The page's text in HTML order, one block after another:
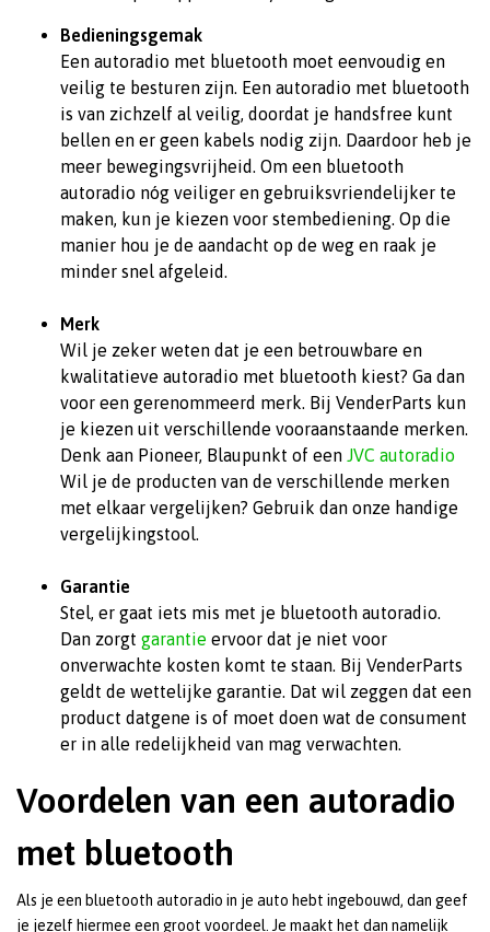
Bedieningsgemak
Een autoradio met bluetooth moet eenvoudig en
veilig te besturen zijn. Een autoradio met bluetooth
is van zichzelf al veilig, doordat je handsfree kunt
bellen en er geen kabels nodig zijn. Daardoor heb je
meer bewegingsvrijheid. Om een bluetooth
autoradio nóg veiliger en gebruiksvriendelijker te
maken, kun je kiezen voor stembediening. Op die
manier hou je de aandacht op de weg en raak je
minder snel afgeleid.
Merk
Wil je zeker weten dat je een betrouwbare en
kwalitatieve autoradio met bluetooth kiest? Ga dan
voor een gerenommeerd merk. Bij VenderParts kun
je kiezen uit verschillende vooraanstaande merken.
Denk aan Pioneer, Blaupunkt of een JVC autoradio
Wil je de producten van de verschillende merken
met elkaar vergelijken? Gebruik dan onze handige
vergelijkingstool.
Garantie
Stel, er gaat iets mis met je bluetooth autoradio.
Dan zorgt garantie ervoor dat je niet voor
onverwachte kosten komt te staan. Bij VenderParts
geldt de wettelijke garantie. Dat wil zeggen dat een
product datgene is of moet doen wat de consument
er in alle redelijkheid van mag verwachten.
Voordelen van een autoradio
met bluetooth
Als je een bluetooth autoradio in je auto hebt ingebouwd, dan geef
je jezelf hiermee een groot voordeel. Je maakt het dan namelijk